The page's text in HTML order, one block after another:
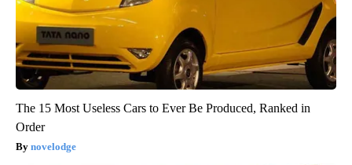
The 15 Most Useless Cars to Ever Be Produced, Ranked in
Order
novelodge